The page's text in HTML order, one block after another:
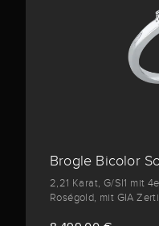
Brogle Bicolor
2,21 Karat, G/SI1 mit
Roségold, mit GIA